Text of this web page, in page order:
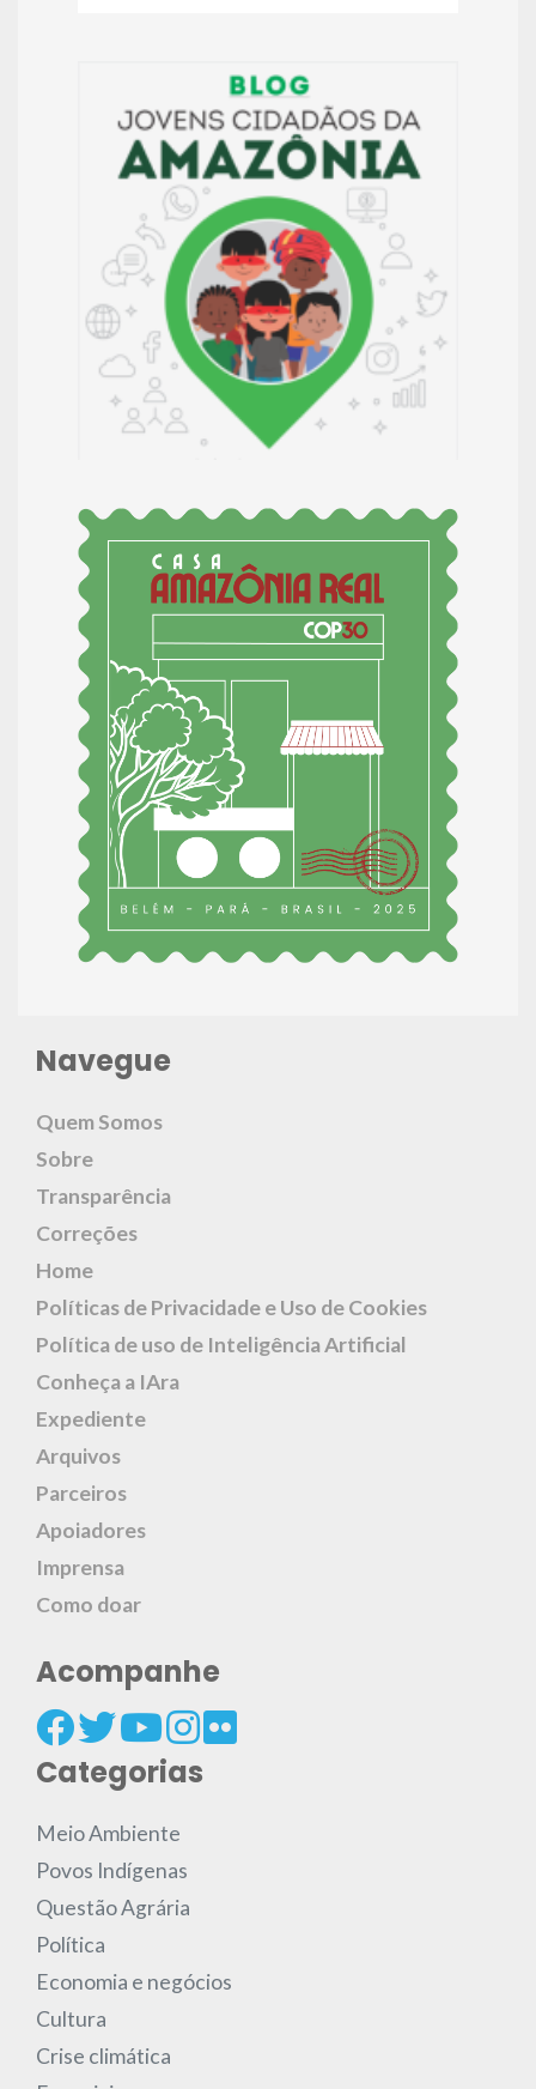
Navegue
Quem Somos
Sobre
Transparência
Correções
Home
Políticas de Privacidade e Uso de Cookies
Política de uso de Inteligência Artificial
Conheça a IAra
Expediente
Arquivos
Parceiros
Apoiadores
Imprensa
Como doar
Acompanhe
Categorias
Meio Ambiente
Povos Indígenas
Questão Agrária
Política
Economia e negócios
Cultura
Crise climática